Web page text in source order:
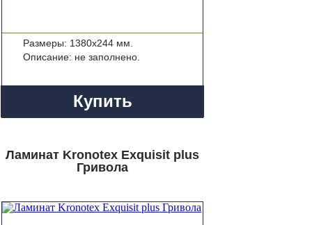
Размеры: 1380x244 мм.
Описание: не заполнено.
Купить
Ламинат Kronotex Exquisit plus
Гривола